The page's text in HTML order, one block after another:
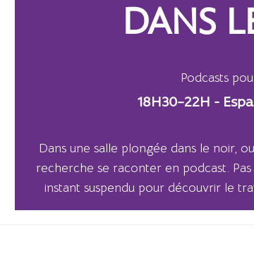
DANS
Podcasts
18H30–22H -
Dans une salle plongée dans le noir,
recherche se raconter en podcast. Pas
instant suspendu pour découvrir le